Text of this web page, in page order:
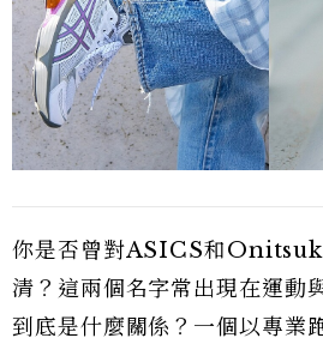
你是否曾對ASICS和
清？這兩個名字常出現在運動
到底是什麼關係？一個以專業